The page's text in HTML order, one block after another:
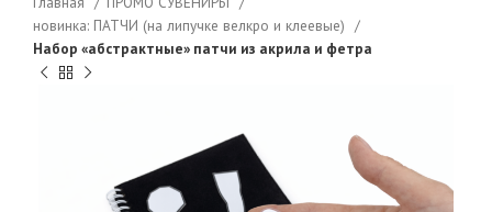
новинка: ПАТЧИ (на липучке велкро и клеевые)
Набор «абстрактные» патчи из акрила и фетра